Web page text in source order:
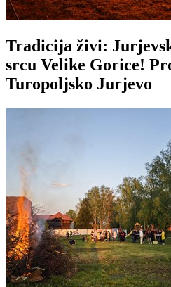
Tradicija živi:
srcu Velike Gorice!
Turopoljsko Jurjevo